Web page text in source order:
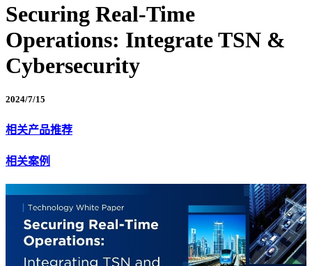
Securing Real-Time
Operations: Integrate TSN &
Cybersecurity
2024/7/15
相关产品推荐
相关案例